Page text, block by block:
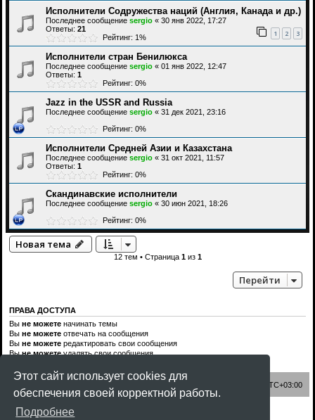
Этот сайт использует cookies для
обеспечения своей корректной работы.
Подробнее
Исполнители Содружества наций (Англия, Канада и др.)
Последнее сообщение sergio « 30 янв 2022, 17:27
Ответы: 21 1 2 3
Рейтинг: 1%
Исполнители стран Бенилюкса
Последнее сообщение sergio « 01 янв 2022, 12:47
Ответы: 1
Рейтинг: 0%
Jazz in the USSR and Russia
Последнее сообщение sergio « 31 дек 2021, 23:16
Рейтинг: 0%
Исполнители Средней Азии и Казахстана
Последнее сообщение sergio « 31 окт 2021, 11:57
Ответы: 1
Рейтинг: 0%
Скандинавские исполнители
Последнее сообщение sergio « 30 июн 2021, 18:26
Рейтинг: 0%
Новая тема
12 тем • Страница 1из 1
Перейти
ПРАВА ДОСТУПА
Вы не можете начинать темы
Вы не можете отвечать на сообщения
Вы не можете редактировать свои сообщения
Выне можетеудалять свои сообщения
UTC+03:00
Создано на основе